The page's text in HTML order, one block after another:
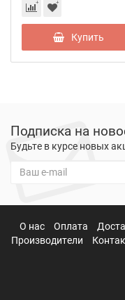
Купить
Подписка на
Будьте в курсе новых
О нас Оплата
Производители